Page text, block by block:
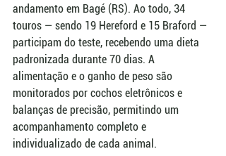
andamento em Bagé (RS). Ao todo, 34
touros — sendo 19 Hereford e 15 Braford —
participam do teste, recebendo uma dieta
padronizada durante 70 dias. A
alimentação e o ganho de peso são
monitorados por cochos eletrônicos e
balanças de precisão, permitindo um
acompanhamento completo e
individualizado de cada animal.